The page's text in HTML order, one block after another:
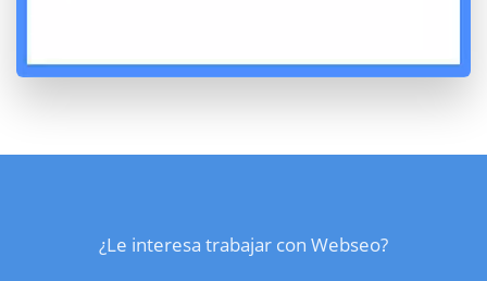
¿Le interesa trabajar con Webseo?